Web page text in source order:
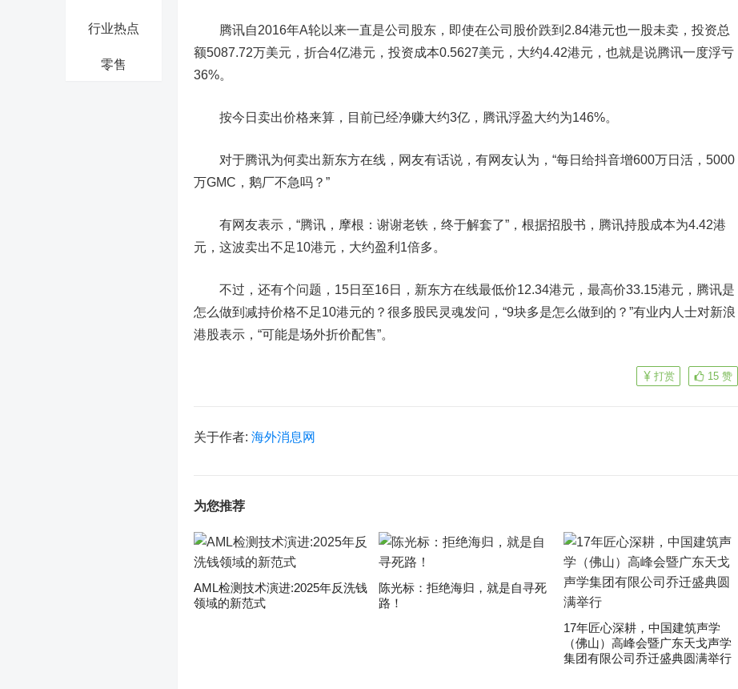
行业热点
零售
腾讯自2016年A轮以来一直是公司股东，即使在公司股价跌到2.84港元也一股未卖，投资总
额5087.72万美元，折合4亿港元，投资成本0.5627美元，大约4.42港元，也就是说腾讯一度浮亏
36%。
按今日卖出价格来算，目前已经净赚大约3亿，腾讯浮盈大约为146%。
对于腾讯为何卖出新东方在线，网友有话说，有网友认为，“每日给抖音增600万日活，5000
万GMC，鹅厂不急吗？”
有网友表示，“腾讯，摩根：谢谢老铁，终于解套了”，根据招股书，腾讯持股成本为4.42港
元，这波卖出不足10港元，大约盈利1倍多。
不过，还有个问题，15日至16日，新东方在线最低价12.34港元，最高价33.15港元，腾讯是
怎么做到减持价格不足10港元的？很多股民灵魂发问，“9块多是怎么做到的？”有业内人士对新浪
港股表示，“可能是场外折价配售”。
15 赞
打赏
关于作者: 海外消息网
为您推荐
AML检测技术演进:2025年反洗钱
领域的新范式
陈光标：拒绝海归，就是自寻死
路！
17年匠心深耕，中国建筑声学
（佛山）高峰会暨广东天戈声学
集团有限公司乔迁盛典圆满举行